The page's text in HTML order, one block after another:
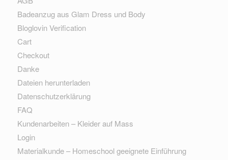
Badeanzug aus Glam Dress und Body
Bloglovin Verification
Cart
Checkout
Danke
Dateien herunterladen
Datenschutzerklärung
FAQ
Kundenarbeiten – Kleider auf Mass
Login
Materialkunde – Homeschool geeignete Einführung